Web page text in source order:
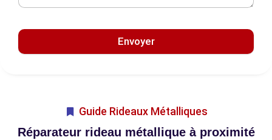
Envoyer
Guide Rideaux Métalliques
Réparateur rideau métallique à proximité